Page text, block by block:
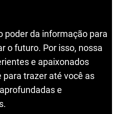
poder da informação para
o futuro. Por isso, nossa
e apaixonados
trazer até você as
e